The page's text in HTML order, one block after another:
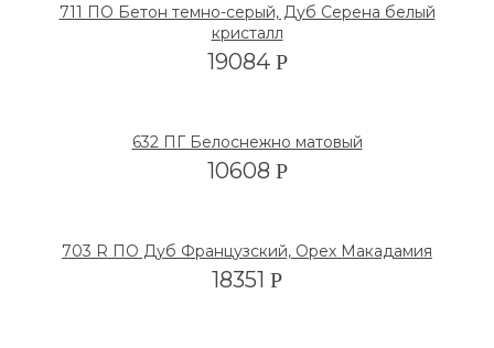
711 ПО Бетон темно-серый, Дуб Серена белый
кристалл
19084 Р
632 ПГ Белоснежно матовый
10608 Р
703 R ПО Дуб Французский, Орех Макадамия
18351 Р